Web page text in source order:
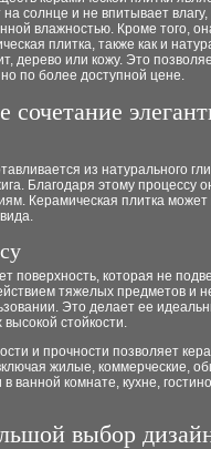
солнце и не впитывает
влажностью. Кроме того,
плитка, также как и
дерево или кожу. Это
по более доступной цене.
сочетание
из натурального
Благодаря этому процессу
Керамическая плитка
поверхность, которая не
тяжелых предметов и
Это делает ее
стойкости.
и прочности позволяет
жилые, коммерческие,
ванной комнате, кухне,
выбор